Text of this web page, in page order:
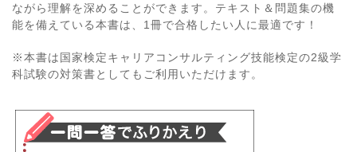
ながら理解を深めることができます。テキスト＆問題集の機
能を備えている本書は、1冊で合格したい人に最適です！
※本書は国家検定キャリアコンサルティング技能検定の2級学
科試験の対策書としてもご利用いただけます。